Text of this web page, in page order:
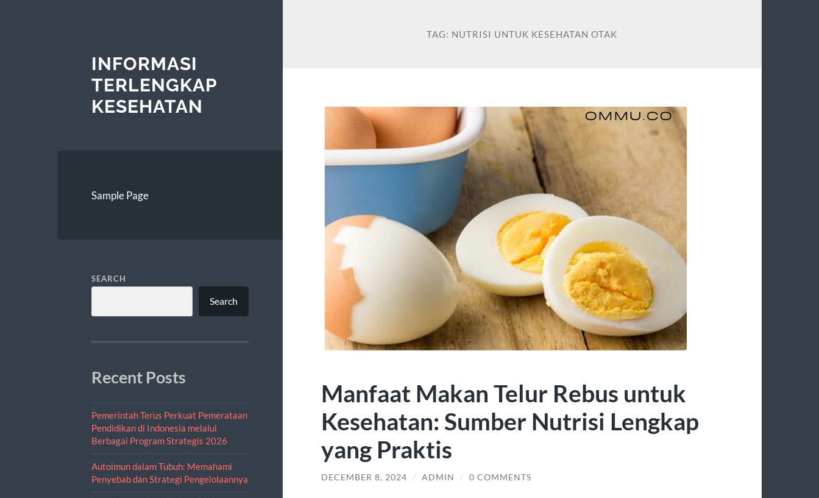
INFORMASI
TERLENGKAP
KESEHATAN
Sample Page
SEARCH
Search
Recent Posts
Pemerintah Terus Perkuat Pemerataan
Pendidikan di Indonesia melalui
Berbagai Program Strategis 2026
Autoimun dalam Tubuh: Memahami
Penyebab dan Strategi Pengelolaannya
TAG: NUTRISI UNTUK KESEHATAN OTAK
Manfaat Makan Telur Rebus untuk
Kesehatan: Sumber Nutrisi Lengkap
yang Praktis
DECEMBER 8, 2024 / ADMIN / 0 COMMENTS